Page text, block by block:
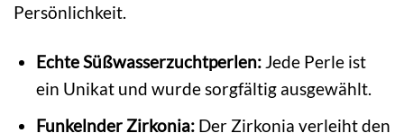
Persönlichkeit.
Echte Süßwasserzuchtperlen:Jede Perle ist
ein Unikat und wurde sorgfältig ausgewählt.
Funkelnder Zirkonia:Der Zirkonia verleiht den